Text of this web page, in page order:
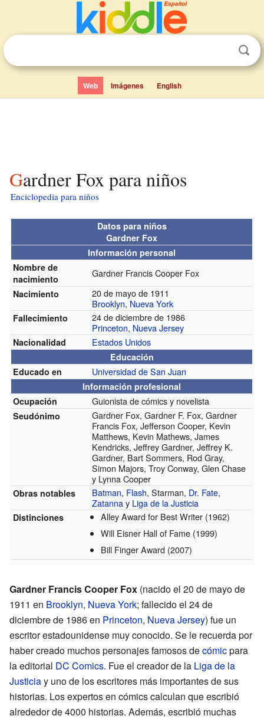
Web Imágenes English
Gardner Fox para niños
Enciclopedia para niños
Datos para niños
Gardner Fox
Información personal
Nombre de
nacimiento
Gardner Francis Cooper Fox
Nacimiento
20 de mayo de 1911
Brooklyn,Nueva York
Fallecimiento
24 de diciembre de 1986
Princeton, Nueva Jersey
Nacionalidad Estados Unidos
Educación
Educado en
Universidad de San Juan
Información profesional
Ocupación
Guionista de cómics y novelista
Seudónimo
Gardner Fox, Gardner F. Fox, Gardner
Francis Fox, Jefferson Cooper, Kevin
Matthews, Kevin Mathews, James
Kendricks, Jeffrey Gardner, Jeffrey K.
Gardner, Bart Sommers, Rod Gray,
Simon Majors, Troy Conway, Glen Chase
y Lynna Cooper
Obras notables Batman, Flash, Starman, Dr. Fate,
Zatannay Liga de la Justicia
Distinciones Alley Award for Best Writer (1962)
Will Eisner Hall of Fame (1999)
Bill Finger Award (2007)
Gardner Francis Cooper Fox (nacido el 20 de mayo de
1911 en Brooklyn, Nueva York; fallecido el 24 de
diciembre de 1986 en Princeton, Nueva Jersey) fue un
escritor estadounidense muy conocido. Se le recuerda por
haber creado muchos personajes famosos decómicpara
la editorial DC Comics. Fue el creador de la Liga de la
Justiciay uno de los escritores más importantes de sus
historias. Los expertos en cómics calculan que escribió
alrededor de 4000 historias. Además, escribió muchas